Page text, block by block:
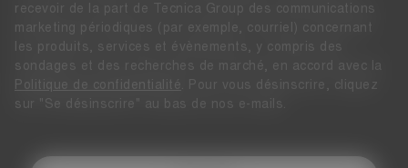
recevoir de la part de Tecnica Group des communications
marketing périodiques (par exemple, courriel) concernant
les produits, services et évènements, y compris des
sondages et des recherches de marché, en accord avec la
Politique de confidentialité
. Pour vous désinscrire, cliquez
sur "Se désinscrire" au bas de nos e-mails.